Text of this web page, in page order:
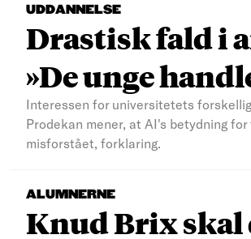
UDDANNELSE
Drastisk fald i
»De unge
Interessen for universitetets
Prodekan mener, at AI's betydning
misforstået, forklaring.
ALUMNERNE
Knud Brix